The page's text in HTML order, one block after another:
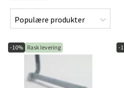
-10% Rask levering -